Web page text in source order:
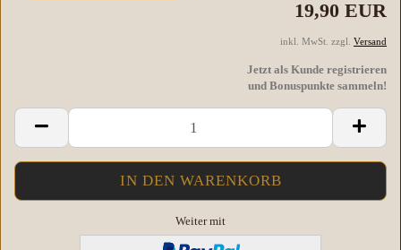
19,90 EUR
inkl. MwSt. zzgl. Versand
Jetzt als Kunde registrieren
und Bonuspunkte sammeln!
Weiter mit